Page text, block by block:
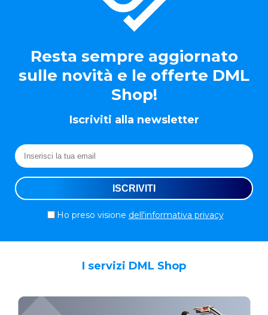
Resta sempre aggiornato
sulle novità e le offerte DML
Shop!
Iscriviti alla newsletter
Ho preso visione dell'informativa privacy
I servizi DML Shop